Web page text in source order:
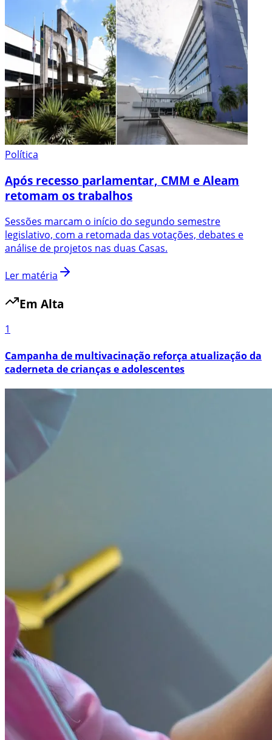
Política
Após recesso parlamentar, CMM e Aleam
retomam os trabalhos
Sessões marcam o início do segundo semestre
legislativo, com a retomada das votações, debates e
análise de projetos nas duas Casas.
Ler matéria
Em Alta
1
Campanha de multivacinação reforça atualização da
caderneta de crianças e adolescentes